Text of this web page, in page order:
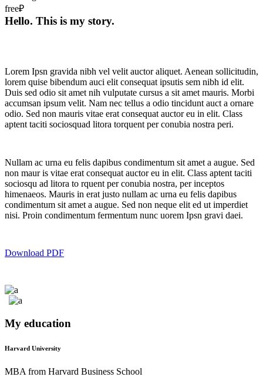
free₽
Hello. This is my story.
Lorem Ipsn gravida nibh vel velit auctor aliquet. Aenean sollicitudin,
lorem quise bibendum auci elit consequat ipsutis sem nibh id elit.
Duis sed odio sit amet nih vulputate cursus a sit amet mauris. Morbi
accumsan ipsum velit. Nam nec tellus a odio tincidunt auct a ornare
odio. Sed non mauris vitae erat consequat auctor eu in elit. Class
aptent taciti sociosquad litora torquent per conubia nostra peri.
Nullam ac urna eu felis dapibus condimentum sit amet a augue. Sed
non maur is vitae erat consequat auctor eu in elit. Class aptent taciti
sociosqu ad litora to rquent per conubia nostra, per inceptos
himenaeos. Mauris in erat justo nullam ac urna eu felis dapibus
condimentum sit amet a augue. Sed non neque elit ed ut imperdiet
nisi. Proin condimentum fermentum nunc uorem Ipsn gravi daei.
Download PDF
My education
Harvard University
MBA from Harvard Business School